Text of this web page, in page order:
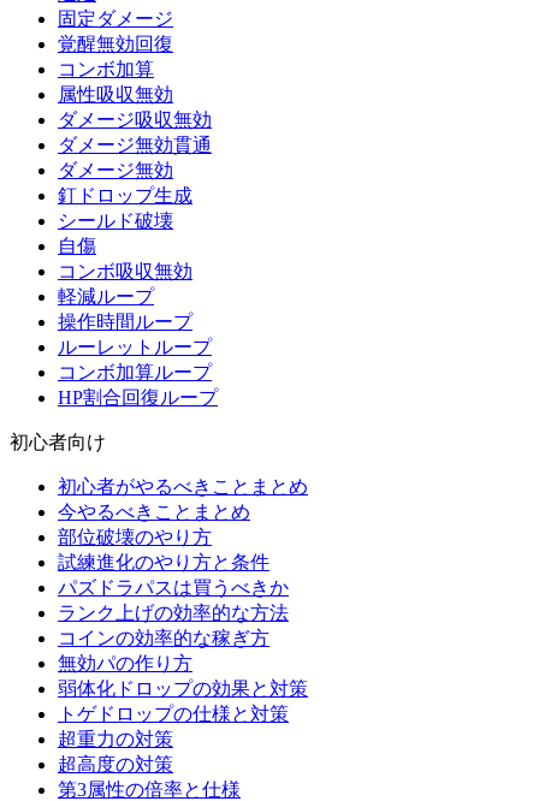
固定ダメージ
覚醒無効回復
コンボ加算
属性吸収無効
ダメージ吸収無効
ダメージ無効貫通
ダメージ無効
釘ドロップ生成
シールド破壊
自傷
コンボ吸収無効
軽減ループ
操作時間ループ
ルーレットループ
コンボ加算ループ
HP割合回復ループ
初心者向け
初心者がやるべきことまとめ
今やるべきことまとめ
部位破壊のやり方
試練進化のやり方と条件
パズドラパスは買うべきか
ランク上げの効率的な方法
コインの効率的な稼ぎ方
無効パの作り方
弱体化ドロップの効果と対策
トゲドロップの仕様と対策
超重力の対策
超高度の対策
第3属性の倍率と仕様